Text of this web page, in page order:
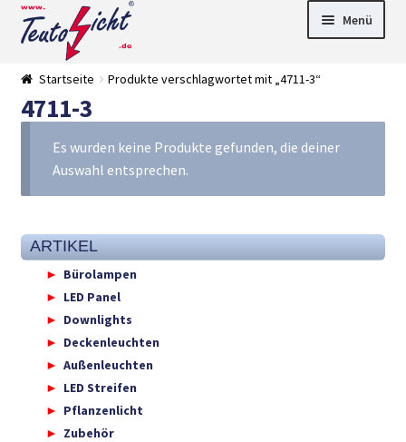
Zur
Navigation
springen
Springe
zum
Menü
►
t
Downlights
►
Deckenleuch
►
►
Versandarten
► Zahlarten
Startseite Produkte verschlagwortet mit „4711-3“
4711-3
Es wurden keine Produkte gefunden, die deiner
Auswahl entsprechen.
ARTIKEL
Bürolampen
LED Panel
Downlights
Deckenleuchten
Außenleuchten
LED Streifen
Pflanzenlicht
Zubehör